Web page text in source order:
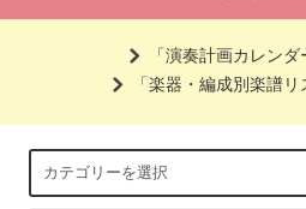
「演奏計画カレン
「楽器・編成別楽譜